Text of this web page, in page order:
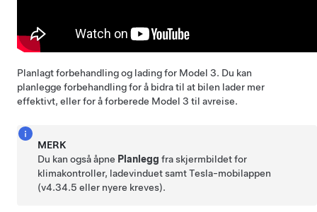
Planlagt forbehandling og lading for Model 3. Du kan
planlegge forbehandling for å bidra til at bilen lader mer
effektivt, eller for å forberede Model 3 til avreise.
MERK
Du kan også åpne Planlegg fra skjermbildet for
klimakontroller, ladevinduet samt Tesla-mobilappen
(v4.34.5 eller nyere kreves).